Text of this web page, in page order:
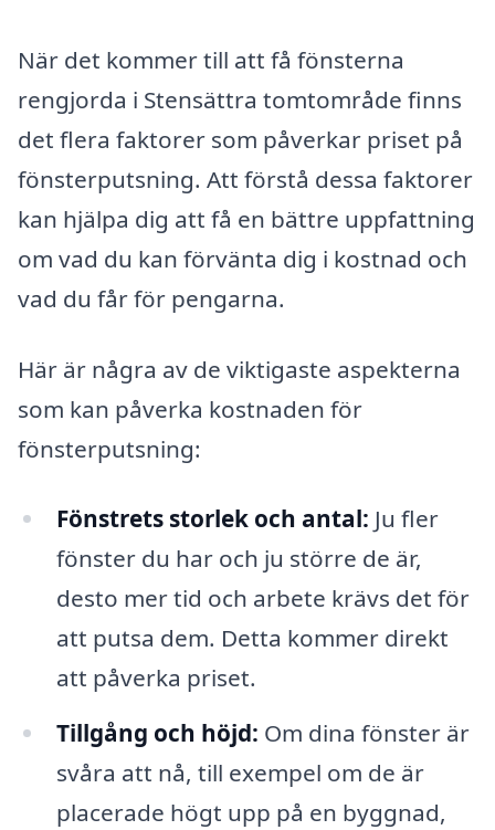
När det kommer till att få fönsterna
rengjorda i Stensättra tomtområde finns
det flera faktorer som påverkar priset på
fönsterputsning. Att förstå dessa faktorer
kan hjälpa dig att få en bättre uppfattning
om vad du kan förvänta dig i kostnad och
vad du får för pengarna.
Här är några av de viktigaste aspekterna
som kan påverka kostnaden för
fönsterputsning:
Fönstrets storlek och antal: Ju fler
fönster du har och ju större de är,
desto mer tid och arbete krävs det för
att putsa dem. Detta kommer direkt
att påverka priset.
Tillgång och höjd: Om dina fönster är
svåra att nå, till exempel om de är
placerade högt upp på en byggnad,